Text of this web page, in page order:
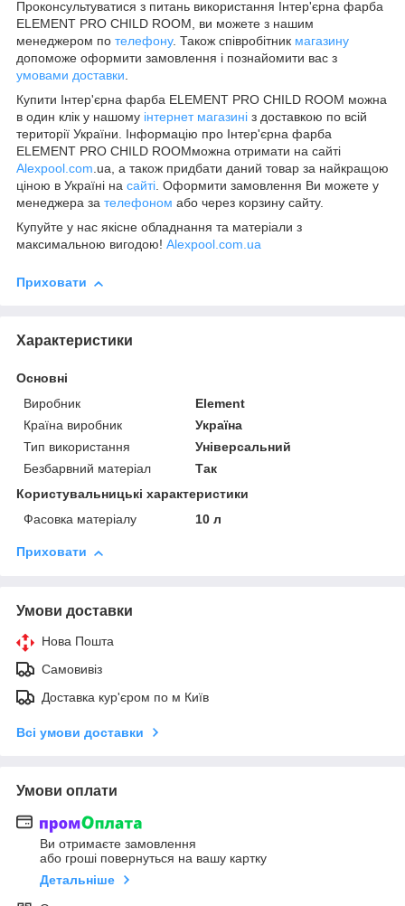
Проконсультуватися з питань використання Інтер'єрна фарба
ELEMENT PRO CHILD ROOM, ви можете з нашим
менеджером по телефону. Також співробітник магазину
допоможе оформити замовлення і познайомити вас з
умовами доставки.
Купити Інтер'єрна фарба ELEMENT PRO CHILD ROOM можна
в один клік у нашому інтернет магазині з доставкою по всій
території України. Інформацію про Інтер'єрна фарба
ELEMENT PRO CHILD ROOMможна отримати на сайті
Alexpool.com.ua, а також придбати даний товар за найкращою
ціною в Україні на сайті. Оформити замовлення Ви можете у
менеджера за телефоном або через корзину сайту.
Купуйте у нас якісне обладнання та матеріали з
максимальною вигодою! Alexpool.com.ua
Приховати
Характеристики
Основні
Виробник
Element
Країна виробник
Україна
Тип використання
Універсальний
Безбарвний матеріал
Так
Користувальницькі характеристики
Фасовка матеріалу
10 л
Приховати
Умови доставки
Нова Пошта
Самовивіз
Доставка кур'єром по м Київ
Всі умови доставки
Умови оплати
Ви отримаєте замовлення
або гроші повернуться на вашу картку
Детальніше